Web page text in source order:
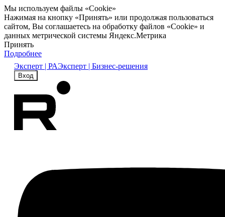
Мы используем файлы «Cookie»
Нажимая на кнопку «Принять» или продолжая пользоваться
сайтом, Вы соглашаетесь на обработку файлов «Cookie» и
данных метрической системы Яндекс.Метрика
Принять
Подробнее
Эксперт | РАЭксперт | Бизнес-решения
Вход